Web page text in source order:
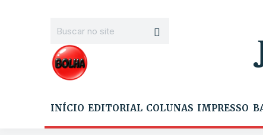
INÍCIO EDITORIAL COLUNAS IMPRESSO